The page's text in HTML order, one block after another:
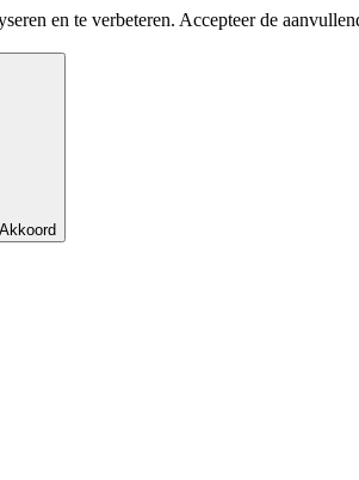
en te verbeteren. Accepteer de
Akkoord